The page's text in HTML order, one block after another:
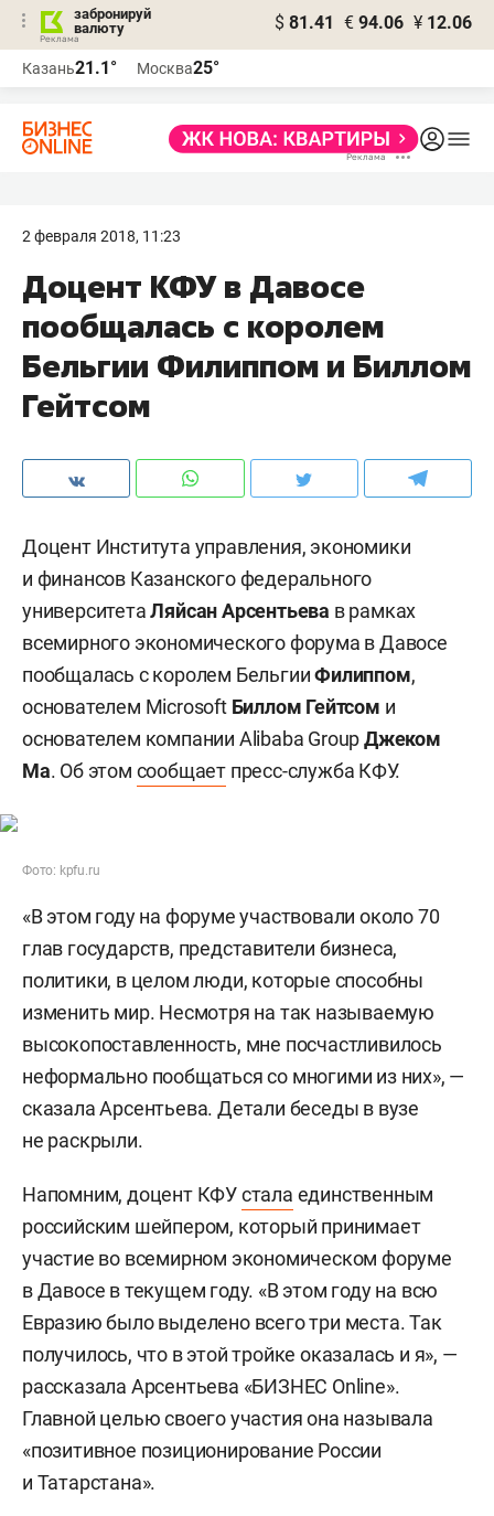
забронируй
валюту
$ 81.41 € 94.06 ¥ 12.06
Казань21.1° Москва25°
2 февраля 2018, 11:23
Доцент КФУ в Давосе
пообщалась с королем
Бельгии Филиппом и Биллом
Гейтсом
Доцент Института управления, экономики
и финансов Казанского федерального
университетаЛяйсан Арсентьева в рамках
всемирного экономического форума в Давосе
пообщалась с королем БельгииФилиппом,
основателем Microsoft Биллом Гейтсом и
основателем компании Alibaba GroupДжеком
Ма. Об этом сообщает пресс-служба КФУ.
Фото: kpfu.ru
«В этом году на форуме участвовали около 70
глав государств, представители бизнеса,
политики, в целом люди, которые способны
изменить мир. Несмотря на так называемую
высокопоставленность, мне посчастливилось
неформально пообщаться со многими из них», —
сказала Арсентьева. Детали беседы в вузе
не раскрыли.
Напомним, доцент КФУстала единственным
российским шейпером, который принимает
участие во всемирном экономическом форуме
в Давосе в текущем году. «В этом году на всю
Евразию было выделено всего три места. Так
получилось, что в этой тройке оказалась и я», —
рассказала Арсентьева «БИЗНЕС Online».
Главной целью своего участия она называла
«позитивное позиционирование России
и Татарстана».